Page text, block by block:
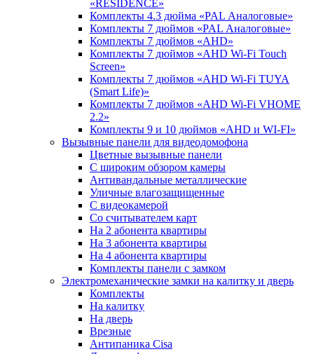
«RESIDENCE»
Комплекты 4.3 дюйма «PAL Аналоговые»
Комплекты 7 дюймов «PAL Аналоговые»
Комплекты 7 дюймов «AHD»
Комплекты 7 дюймов «AHD Wi-Fi Touch
Screen»
Комплекты 7 дюймов «AHD Wi-Fi TUYA
(Smart Life)»
Комплекты 7 дюймов «AHD Wi-Fi VHOME
2.2»
Комплекты 9 и 10 дюймов «AHD и WI-FI»
Вызывные панели для видеодомофона
Цветные вызывные панели
С широким обзором камеры
Антивандальные металлические
Уличные влагозащищенные
С видеокамерой
Со считывателем карт
На 2 абонента квартиры
На 3 абонента квартиры
На 4 абонента квартиры
Комплекты панели с замком
Электромеханические замки на калитку и дверь
Комплекты
На калитку
На дверь
Врезные
Антипаника Cisa